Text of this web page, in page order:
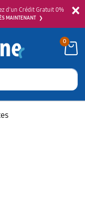
×
d'un Crédit Gratuit 0%
MAINTENANT
0